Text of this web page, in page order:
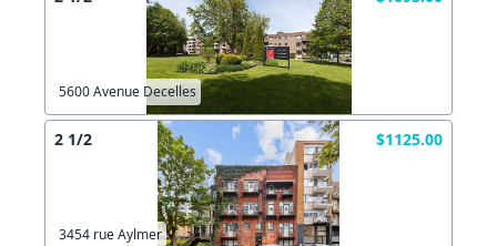
5600 Avenue Decelles
2 1/2 $1125.00
3454 rue Aylmer